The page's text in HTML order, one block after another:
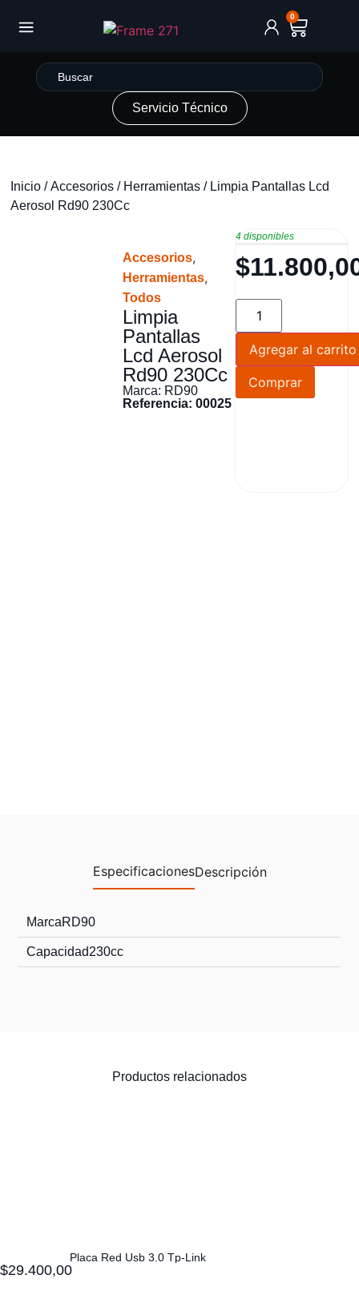
0
Servicio Técnico
Inicio /Accesorios / Herramientas / Limpia Pantallas Lcd
Aerosol Rd90 230Cc
Accesorios,
Herramientas,
Todos
Limpia
Pantallas
Lcd Aerosol
Rd90 230Cc
Marca: RD90
Referencia: 00025
4 disponibles
$
Agregar al carrito
Comprar
EspecificacionesDescripción
MarcaRD90
Capacidad230cc
Productos relacionados
Placa Red Usb 3.0 Tp-Link
$29.400,00